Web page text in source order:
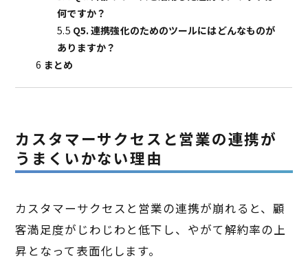
何ですか？
5.5 Q5. 連携強化のためのツールにはどんなものが
ありますか？
6 まとめ
カスタマーサクセスと営業の連携が
うまくいかない理由
カスタマーサクセスと営業の連携が崩れると、顧
客満足度がじわじわと低下し、やがて解約率の上
昇となって表面化します。